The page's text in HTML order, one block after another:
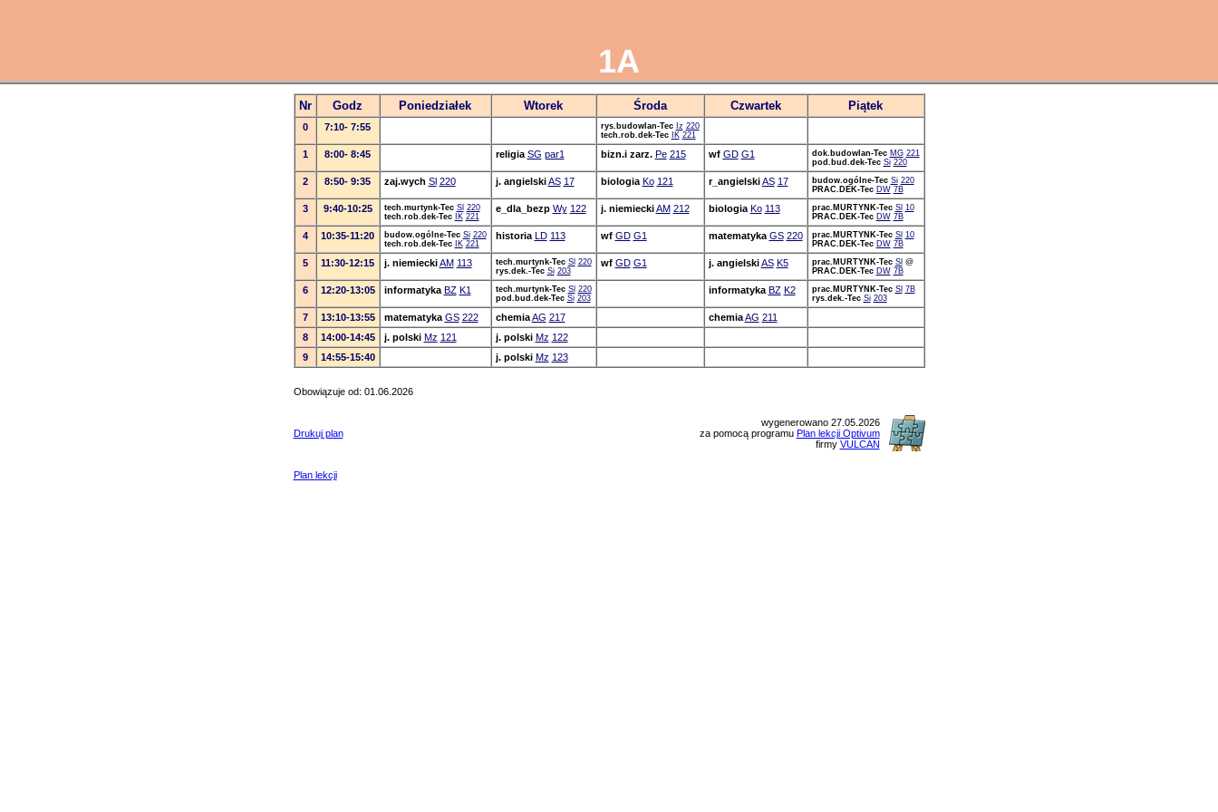
1A
Nr Godz Poniedziałek Wtorek Środa Czwartek Piątek
0 7:10- 7:55 rys.budowlan-Tec Iz 220
tech.rob.dek-Tec
IK 221
1 8:00- 8:45 religia SG par1 bizn.i zarz. Pe 215 wf GD G1 dok.budowlan-Tec MG 221
pod.bud.dek-Tec Si 220
2 8:50- 9:35 zaj.wych Sl 220 j. angielski AS 17 biologia Ko 121 r_angielski AS 17 budow.ogólne-Tec Si 220
PRAC.DEK-Tec DW 7B
3 9:40-10:25 tech.murtynk-Tec Sl 220
tech.rob.dek-Tec
IK 221
e_dla_bezp Wy 122 j. niemiecki AM 212 biologia Ko 113 prac.MURTYNK-Tec Sl 10
PRAC.DEK-Tec DW 7B
4 10:35-11:20 budow.ogólne-Tec Si 220
tech.rob.dek-Tec
IK 221
historia LD 113 wf GD G1 matematyka GS 220 prac.MURTYNK-Tec Sl 10
PRAC.DEK-Tec DW 7B
5 11:30-12:15 j. niemiecki AM 113 tech.murtynk-Tec Sl 220
rys.dek.-Tec Si 203
wf GD G1 j. angielski AS K5 prac.MURTYNK-Tec Sl @
PRAC.DEK-Tec DW 7B
6 12:20-13:05 informatyka BZ K1 tech.murtynk-Tec Sl 220
pod.bud.dek-Tec Si 203
informatyka BZ K2 prac.MURTYNK-Tec Sl 7B
rys.dek.-Tec Si 203
7 13:10-13:55 matematyka GS 222 chemia AG 217 chemia AG 211
8
14:00-14:45 j. polski Mz 121 j. polski Mz 122
9
14:55-15:40 j. polski Mz 123
Obowiązuje od: 01.06.2026
Drukuj plan
wygenerowano 27.05.2026
za pomocą programu Plan lekcji Optivum
firmy VULCAN
Plan lekcji